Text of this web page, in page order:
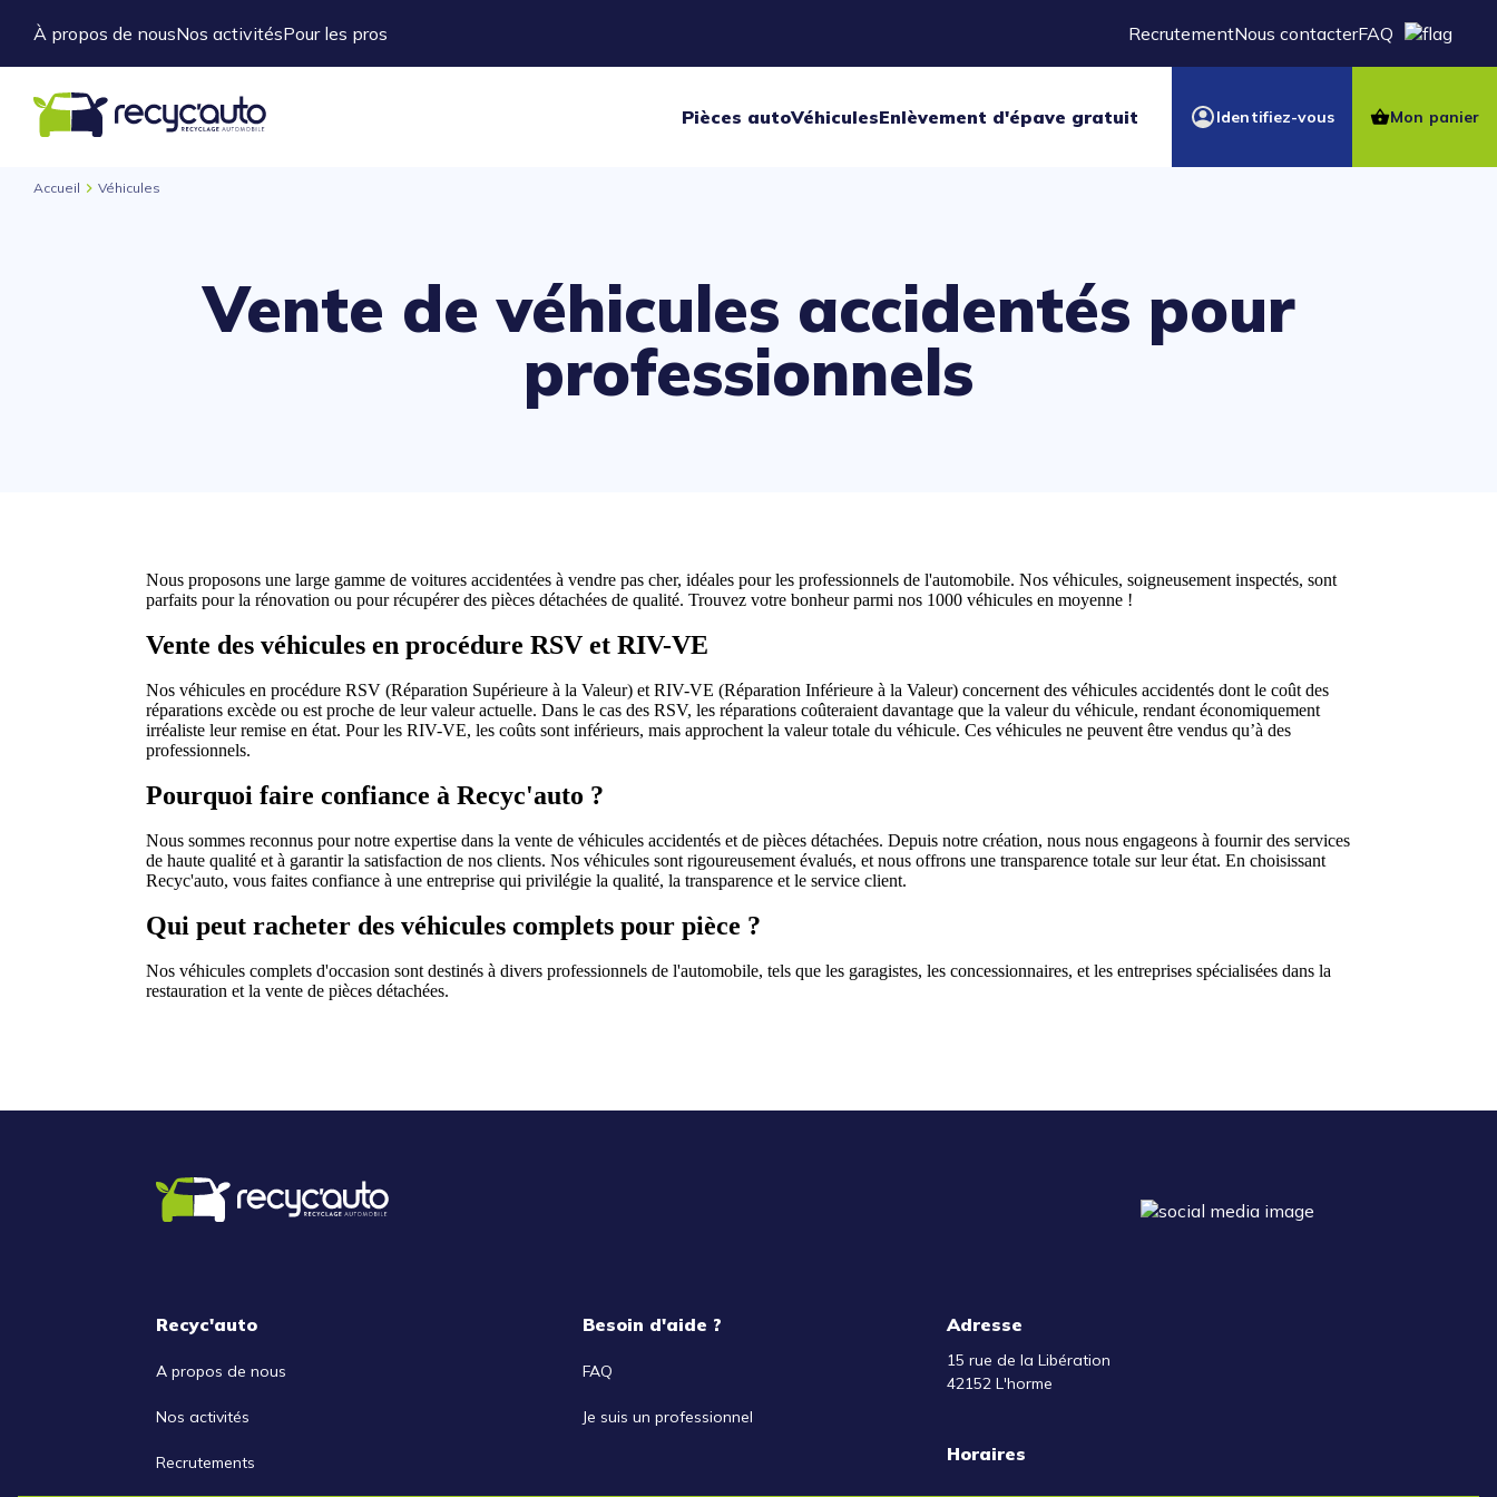
À propos de nousNos activitésPour les pros RecrutementNous contacterFAQ
Pièces autoVéhiculesEnlèvement d'épave gratuit Identifiez-vous Mon panier
Accueil Véhicules
Vente de véhicules accidentés pour
professionnels
Nous proposons une large gamme de voitures accidentées à vendre pas cher, idéales pour les professionnels de l'automobile. Nos véhicules, soigneusement inspectés, sont
parfaits pour la rénovation ou pour récupérer des pièces détachées de qualité. Trouvez votre bonheur parmi nos 1000 véhicules en moyenne !
Vente des véhicules en procédure RSV et RIV-VE
Nos véhicules en procédure RSV (Réparation Supérieure à la Valeur) et RIV-VE (Réparation Inférieure à la Valeur) concernent des véhicules accidentés dont le coût des
réparations excède ou est proche de leur valeur actuelle. Dans le cas des RSV, les réparations coûteraient davantage que la valeur du véhicule, rendant économiquement
irréaliste leur remise en état. Pour les RIV-VE, les coûts sont inférieurs, mais approchent la valeur totale du véhicule. Ces véhicules ne peuvent être vendus qu’à des
professionnels.
Pourquoi faire confiance à Recyc'auto ?
Nous sommes reconnus pour notre expertise dans la vente de véhicules accidentés et de pièces détachées. Depuis notre création, nous nous engageons à fournir des services
de haute qualité et à garantir la satisfaction de nos clients. Nos véhicules sont rigoureusement évalués, et nous offrons une transparence totale sur leur état. En choisissant
Recyc'auto, vous faites confiance à une entreprise qui privilégie la qualité, la transparence et le service client.
Qui peut racheter des véhicules complets pour pièce ?
Nos véhicules complets d'occasion sont destinés à divers professionnels de l'automobile, tels que les garagistes, les concessionnaires, et les entreprises spécialisées dans la
restauration et la vente de pièces détachées.
Recyc'auto
A propos de nous
Nos activités
Recrutements
Besoin d'aide ?
FAQ
Je suis un professionnel
Adresse
15 rue de la Libération
42152 L'horme
Horaires